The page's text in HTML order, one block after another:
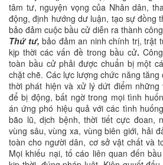
tâm tư, nguyện vọng của Nhân dân,
động, định hướng dư luận, tạo sự đồng
bảo đảm cuộc bầu cử diễn ra thành
Thứ tư, bảo đảm an ninh chính trị, trật
kịp thời các vấn đề trong bầu cử.
toàn bầu cử phải được chuẩn bị một
chặt chẽ. Các lực lượng chức năng
thời phát hiện và xử lý dứt điểm những
để bị động, bất ngờ trong mọi tình
án ứng phó hiệu quả với các tình
bão lũ, dịch bệnh, thời tiết cực đoan,
vùng sâu, vùng xa, vùng biên giới, hải
toàn cho người dân, cơ sở vật chất và
Mọi khiếu nại, tố cáo liên quan đến